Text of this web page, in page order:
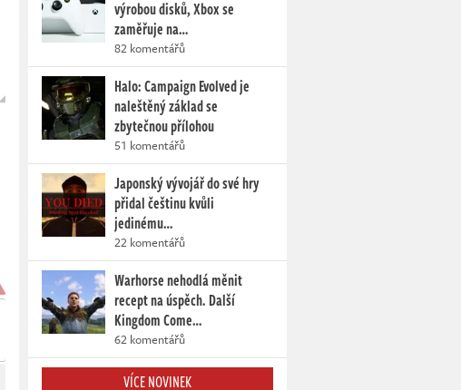
výrobou disků, Xbox se
zaměřuje na…
82 komentářů
Halo: Campaign Evolved je
naleštěný základ se
zbytečnou přílohou
51 komentářů
Japonský vývojář do své hry
přidal češtinu kvůli
jedinému…
22 komentářů
Warhorse nehodlá měnit
recept na úspěch. Další
Kingdom Come…
62 komentářů
VÍCE NOVINEK